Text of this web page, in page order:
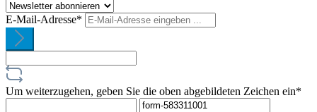
E-Mail-Adresse*
Um weiterzugehen, geben Sie die oben abgebildeten Zeichen ein*